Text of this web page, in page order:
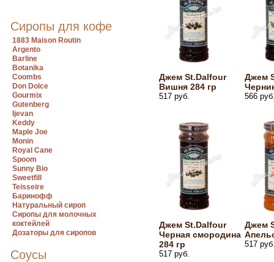
Сиропы для кофе
1883 Maison Routin
Argento
Barline
Botanika
Coombs
Don Dolce
Gourmix
Gutenberg
Ijevan
Keddy
Maple Joe
Monin
Royal Cane
Spoom
Sunny Bio
Sweetfill
Teisseire
Баринофф
Натуральный сироп
Сиропы для молочных
коктейлей
Дозаторы для сиропов
Соусы
Джем St.Dalfour
Вишня 284 гр
517 руб.
Джем
566
Джем St.Dalfour
Черная смородина
284 гр
517 руб.
Джем
517